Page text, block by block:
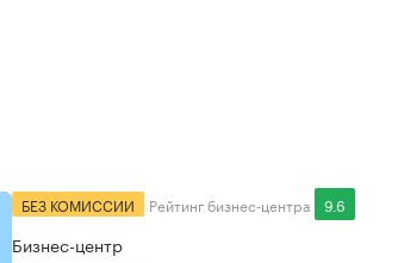
БЕЗ КОМИССИИ Рейтинг бизнес-центра 9.6
Бизнес-центр